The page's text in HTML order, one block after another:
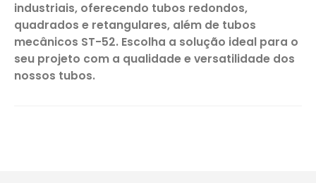
industriais, oferecendo tubos redondos,
quadrados e retangulares, além de tubos
mecânicos ST-52. Escolha a solução ideal para o
seu projeto com a qualidade e versatilidade dos
nossos tubos.